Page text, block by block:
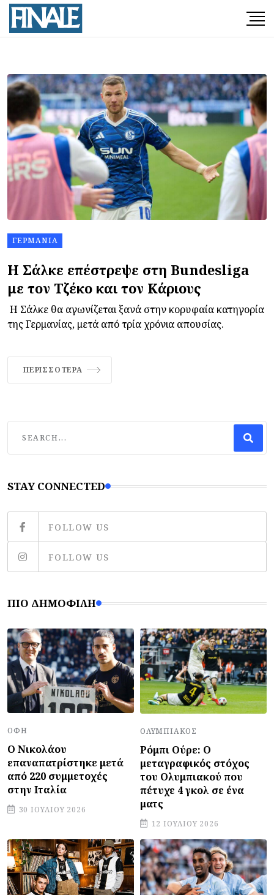
ΓΕΡΜΑΝΊΑ
Η Σάλκε επέστρεψε στη Bundesliga
με τον Τζέκο και τον Κάριους
Η Σάλκε θα αγωνίζεται ξανά στην κορυφαία κατηγορία
της Γερμανίας, μετά από τρία χρόνια απουσίας.
ΠΕΡΙΣΣΌΤΕΡΑ
STAY CONNECTED
FOLLOW US
FOLLOW US
ΠΙΟ ΔΗΜΟΦΙΛΉ
ΟΦΗ
Ο Νικολάου
επαναπατρίστηκε μετά
από 220 συμμετοχές
στην Ιταλία
30 ΙΟΥΛΊΟΥ 2026
ΟΛΥΜΠΙΑΚΌΣ
Ρόμπι Ούρε: Ο
μεταγραφικός στόχος
του Ολυμπιακού που
πέτυχε 4 γκολ σε ένα
ματς
12 ΙΟΥΛΊΟΥ 2026